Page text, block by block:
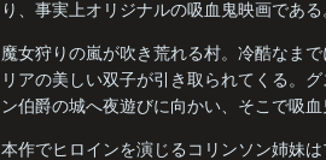
り、事実上オリジナルの吸血鬼映画である
魔女狩りの嵐が吹き荒れる村。冷酷なま
リアの美しい双子が引き取られてくる。
ン伯爵の城へ夜遊びに向かい、そこで吸血
本作でヒロインを演じるコリンソン姉妹